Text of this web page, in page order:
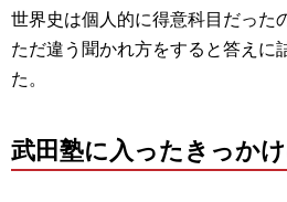
世界史は個人的に得意科目だった
ただ違う聞かれ方をすると答えに
た。
武田塾に入ったきっか